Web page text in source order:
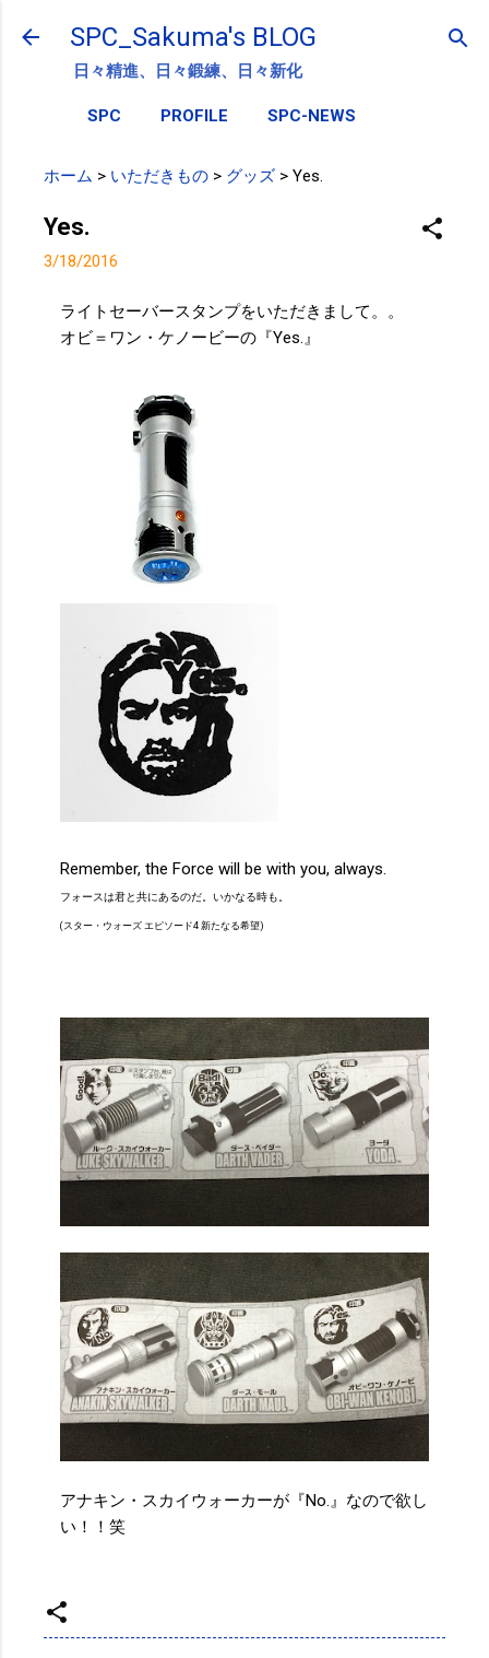
スキップしてメイン コンテンツに移動
SPC_Sakuma's BLOG
日々精進、日々鍛練、日々新化
SPC PROFILE SPC-NEWS
ホーム > いただきもの > グッズ > Yes.
Yes.
3/18/2016
ライトセーバースタンプをいただきまして。。
オビ＝ワン・ケノービーの『Yes.』
Remember, the Force will be with you, always.
フォースは君と共にあるのだ。いかなる時も。
(スター・ウォーズ エピソード4 新たなる希望)
アナキン・スカイウォーカーが『No.』なので欲し
い！！笑